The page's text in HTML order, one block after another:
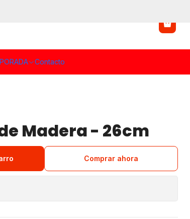
Contacto
Madera - 26cm
Comprar ahora